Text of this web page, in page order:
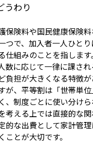
うわり
保険料や国民健康保険
つで、加入者一人ひと
仕組みのことを指しま
数に応じて一律に課さ
負担が大きくなる特徴
が、平等割は「世帯単
、制度ごとに使い分けら
考える上では直接的な
的な出費として家計管
とが大切です。